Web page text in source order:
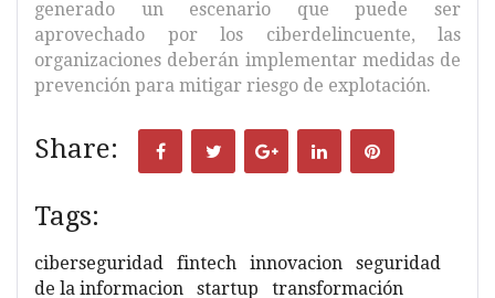
generado un escenario que puede ser
aprovechado por los ciberdelincuente, las
organizaciones deberán implementar medidas de
prevención para mitigar riesgo de explotación.
Share: Facebook Twitter Google+ LinkedIn
Tags:
ciberseguridad fintech innovacion
seguridad
de la informacion
startup
transformación